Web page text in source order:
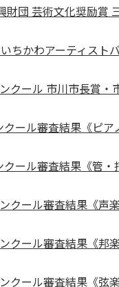
財団 芸術文化奨励賞
ちかわアーティスト
クール 市川市長賞
ール審査結果《ピア
ール審査結果《管・
クール審査結果《声楽
クール審査結果《邦
クール審査結果《弦